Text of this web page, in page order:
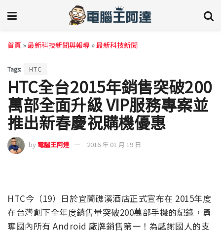
首頁 »最新科技新聞與報導 »最新科技新聞
Tags: HTC
HTC全台2015年銷售突破200
萬部全面升級 VIP服務專案並
推出新春慶祝購機優惠
by 電腦王阿達 2016 年 01 月 19 日
HTC今（19）日於宜蘭礁溪酒店正式宣布在 2015年度
在台灣創下全年度銷售量突破200萬部手機的紀錄，勇
奪國內所有 Android 廠牌銷售第一！為感謝國人的支